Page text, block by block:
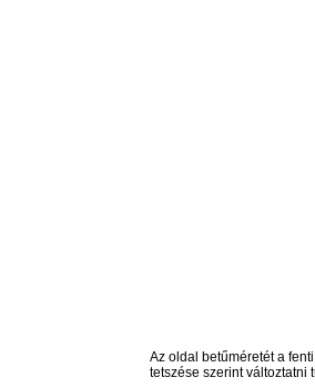
Az oldal betűméretét a
tetszése szerint változtatni